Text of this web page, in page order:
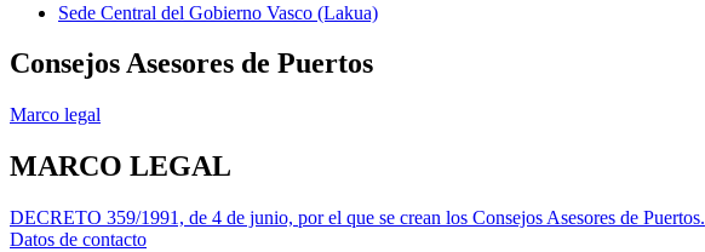
Sede Central del Gobierno Vasco (Lakua)
Consejos Asesores de Puertos
Marco legal
MARCO LEGAL
DECRETO 359/1991, de 4 de junio, por el que se crean los Consejos Asesores de Puertos.
Datos de contacto